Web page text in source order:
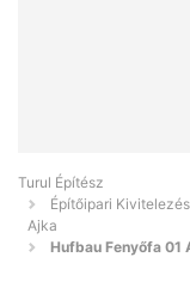
Turul Építész
Építőipari
Ajka
Hufbau Fenyőfa 01